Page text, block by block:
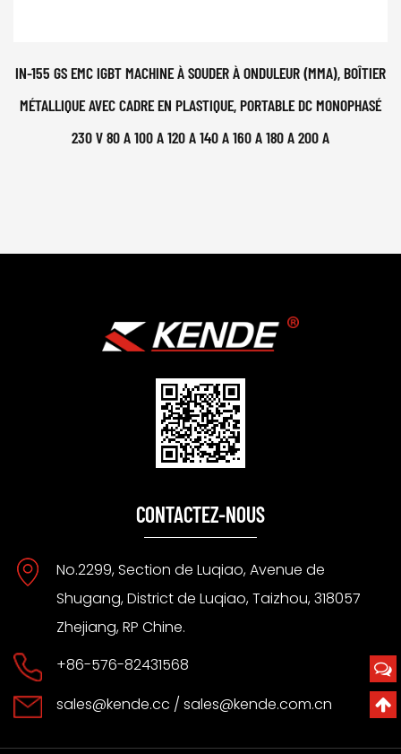
IN-155 GS EMC IGBT MACHINE À SOUDER À ONDULEUR (MMA), BOÎTIER
MÉTALLIQUE AVEC CADRE EN PLASTIQUE, PORTABLE DC MONOPHASÉ
230 V 80 A 100 A 120 A 140 A 160 A 180 A 200 A
CONTACTEZ-NOUS
No.2299, Section de Luqiao, Avenue de
Shugang, District de Luqiao, Taizhou, 318057
Zhejiang, RP Chine.
+86-576-82431568
sales@kende.cc / sales@kende.com.cn